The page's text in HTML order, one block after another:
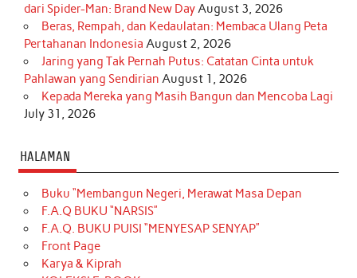
dari Spider-Man: Brand New DayAugust 3, 2026
Beras, Rempah, dan Kedaulatan: Membaca Ulang Peta
Pertahanan Indonesia August 2, 2026
Jaring yang Tak Pernah Putus: Catatan Cinta untuk
Pahlawan yang Sendirian August 1, 2026
Kepada Mereka yang Masih Bangun dan Mencoba Lagi
July 31, 2026
HALAMAN
Buku “Membangun Negeri, Merawat Masa Depan
F.A.Q BUKU “NARSIS”
F.A.Q. BUKU PUISI “MENYESAP SENYAP”
Front Page
Karya & Kiprah